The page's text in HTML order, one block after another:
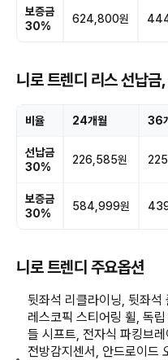
보증금
30%
624,800원
니로 트렌디 리스 선납
비율 24개월 36
선납금
30%
226,585원
보증금
30%
584,999원
니로 트렌디 주요옵션
뒷좌석 리클라이닝, 뒷좌석
레스코픽 스티어링 휠, 독
들 시프트, 전자식 파킹브
전방감지센서, 안드로이드